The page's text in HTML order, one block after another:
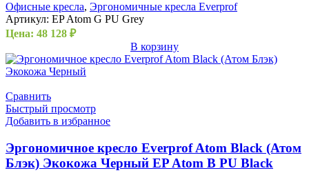
Офисные кресла, Эргономичные кресла Everprof
Артикул: EP Atom G PU Grey
Цена: 48 128 ₽
В корзину
Сравнить
Быстрый просмотр
Добавить в избранное
Эргономичное кресло Everprof Atom Black (Атом
Блэк) Экокожа Черный EP Atom B PU Black